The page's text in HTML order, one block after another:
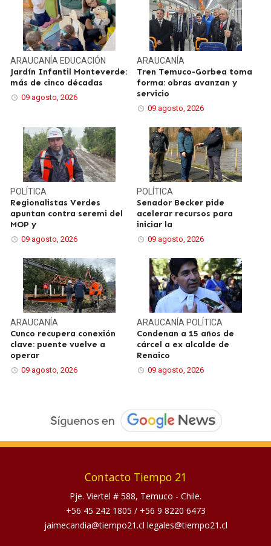
ARAUCANÍA EDUCACIÓN
Jardín Infantil Monteverde:
más de cinco décadas
09 agosto, 2026
ARAUCANÍA
Tren Temuco-Gorbea toma
forma: obras avanzan y
servicio
09 agosto, 2026
POLÍTICA
Regionalistas Verdes
apuntan contra seremi del
MOP y
09 agosto, 2026
POLÍTICA
Senador Becker pide
acelerar recursos para
iniciar la
09 agosto, 2026
ARAUCANÍA
Cunco recupera conexión
clave: puente vuelve a
operar
09 agosto, 2026
ARAUCANÍA POLÍTICA
Condenan a 15 años de
cárcel a ex alcalde de
Renaico
09 agosto, 2026
Contacto Tiempo 21
Pje. Viertel # 588, Temuco - Chile.
+56 45 242 1805 / +56 9 8220 6473
jaimecandia@tiempo21.cl legales@tiempo21.cl